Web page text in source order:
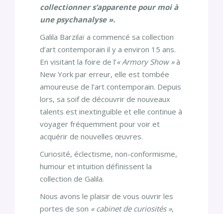
collectionner s’apparente pour moi à
une psychanalyse ».
Galila Barzilaï a commencé sa collection
d’art contemporain il y a environ 15 ans.
En visitant la foire de l’« Armory Show »à
New York par erreur, elle est tombée
amoureuse de l’art contemporain. Depuis
lors, sa soif de découvrir de nouveaux
talents est inextinguible et elle continue à
voyager fréquemment pour voir et
acquérir de nouvelles œuvres.
Curiosité, éclectisme, non-conformisme,
humour et intuition définissent la
collection de Galila.
Nous avons le plaisir de vous ouvrir les
portes de son « cabinet de curiosités »,